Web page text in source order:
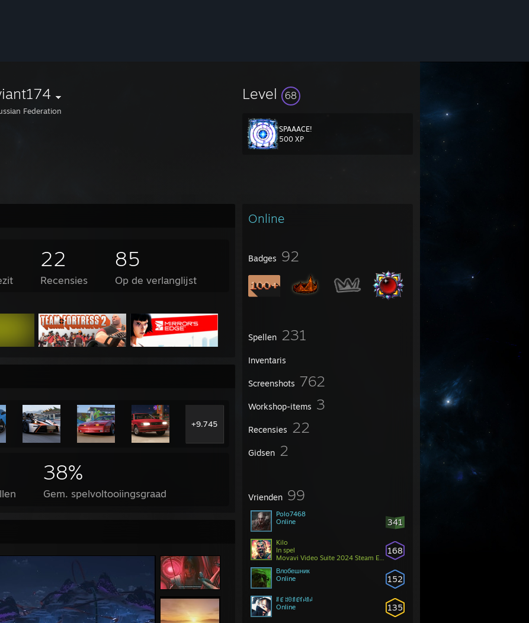
Federation
Level 68
SPAAACE!
500 XP
Online
Badges 92
Spellen 231
Inventaris
Screenshots 762
Workshop-items 3
Recensies 22
Gidsen 2
Vrienden 99
341
Polo7468
Online
168
Kilo
In spel
Movavi Video Suite 2024 Steam Edition
152
Влобешник
Online
135
ꍬꂅ ꅓꏿꀊꂅꃏꈤꀊꈤ
Online
22
Recensies
85
Op de verlanglijst
+9.745
38%
Gem. spelvoltooiingsgraad